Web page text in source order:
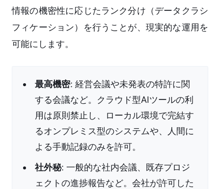
情報の機密性に応じたランク分け（データクラシ
フィケーション）を行うことが、現実的な運用を
可能にします。
最高機密: 経営会議や未発表の特許に関
する会議など。クラウド型AIツールの利
用は原則禁止し、ローカル環境で完結す
るオンプレミス型のシステムや、人間に
よる手動記録のみを許可。
社外秘: 一般的な社内会議、既存プロジ
ェクトの進捗報告など。会社が許可した